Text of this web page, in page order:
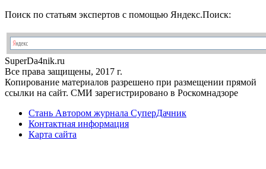
Поиск по статьям экспертов с помощью Яндекс.Поиск:
SuperDa4nik.ru
Все права защищены, 2017 г.
Копирование материалов разрешено при размещении прямой
ссылки на сайт. СМИ зарегистрировано в Роскомнадзоре
Стань Автором журнала СуперДачник
Контактная информация
Карта сайта